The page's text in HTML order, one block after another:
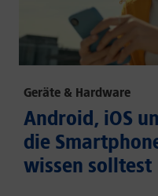
Geräte & Hardware
Android, iOS
die
wissen solltest